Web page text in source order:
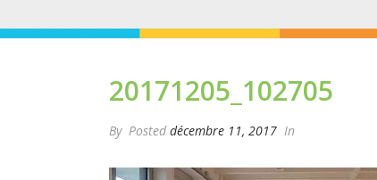
20171205_102705
By Posted décembre 11, 2017 In